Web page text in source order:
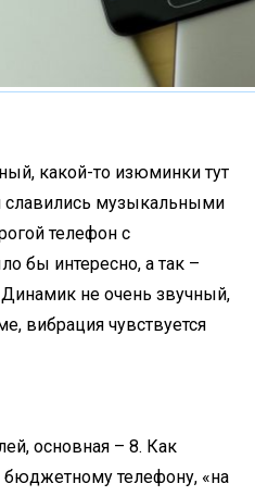
какой-то изюминки тут
славились музыкальными
телефон с
бы интересно, а так –
не очень звучный,
вибрация чувствуется
основная – 8. Как
телефону, «на